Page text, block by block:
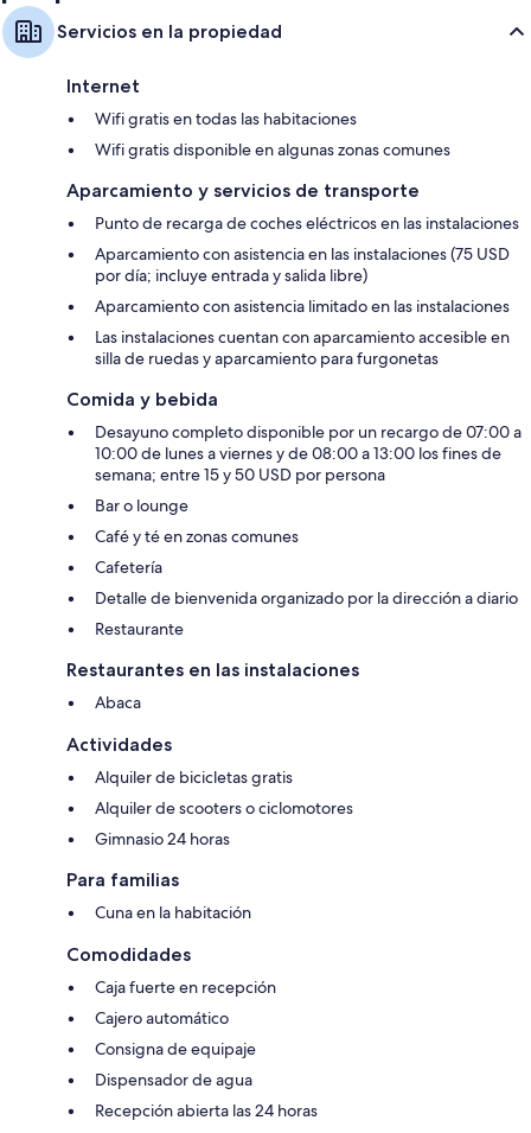
Servicios en la propiedad
Internet
Wifi gratis en todas las habitaciones
Wifi gratis disponible en algunas zonas comunes
Aparcamiento y servicios de transporte
Punto de recarga de coches eléctricos en las instalaciones
Aparcamiento con asistencia en las instalaciones (75 USD
por día; incluye entrada y salida libre)
Aparcamiento con asistencia limitado en las instalaciones
Las instalaciones cuentan con aparcamiento accesible en
silla de ruedas y aparcamiento para furgonetas
Comida y bebida
Desayuno completo disponible por un recargo de 07:00 a
10:00 de lunes a viernes y de 08:00 a 13:00 los fines de
semana; entre 15 y 50 USD por persona
Bar o lounge
Café y té en zonas comunes
Cafetería
Detalle de bienvenida organizado por la dirección a diario
Restaurante
Restaurantes en las instalaciones
Abaca
Actividades
Alquiler de bicicletas gratis
Alquiler de scooters o ciclomotores
Gimnasio 24 horas
Para familias
Cuna en la habitación
Comodidades
Caja fuerte en recepción
Cajero automático
Consigna de equipaje
Dispensador de agua
Recepción abierta las 24 horas